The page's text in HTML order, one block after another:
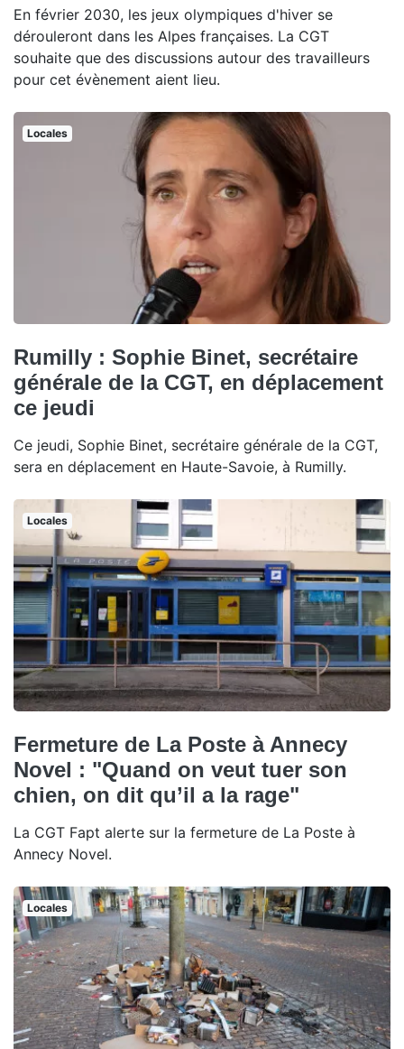
En février 2030, les jeux olympiques d'hiver se
dérouleront dans les Alpes françaises. La CGT
souhaite que des discussions autour des travailleurs
pour cet évènement aient lieu.
Locales
Rumilly : Sophie Binet, secrétaire
générale de la CGT, en déplacement
ce jeudi
Ce jeudi, Sophie Binet, secrétaire générale de la CGT,
sera en déplacement en Haute-Savoie, à Rumilly.
Locales
Fermeture de La Poste à Annecy
Novel : "Quand on veut tuer son
chien, on dit qu’il a la rage"
La CGT Fapt alerte sur la fermeture de La Poste à
Annecy Novel.
Locales